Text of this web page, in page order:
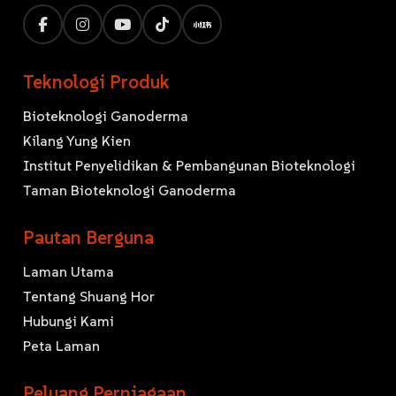
Teknologi Produk
Bioteknologi Ganoderma
Kilang Yung Kien
Institut Penyelidikan & Pembangunan Bioteknologi
Taman Bioteknologi Ganoderma
Pautan Berguna
Laman Utama
Tentang Shuang Hor
Hubungi Kami
Peta Laman